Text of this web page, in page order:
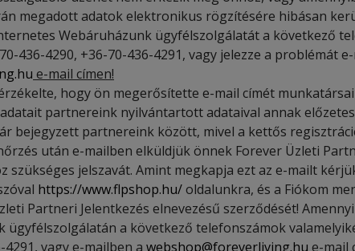
megadott adatok elektronikus rögzítésére hibásan
Webáruházunk ügyfélszolgálatát a következő
436-4290, +36-70-436-4291, vagy jelezze a problémát
e-mail címen!
hogy ön megerősítette e-mail címét
partnereink nyilvántartott adataival annak
bejegyzett partnereink között, mivel a kettős
után e-mailben elküldjük önnek Forever Üzleti
szükséges jelszavát. Amint megkapja ezt az e-mailt
https://www.flpshop.hu/oldalunkra, és a Fiókom
Partneri Jelentkezés elnevezésű szerződését!
ügyfélszolgálatán a következő telefonszámok
vagy e-mailben a webshop@foreverliving.hu e-mail